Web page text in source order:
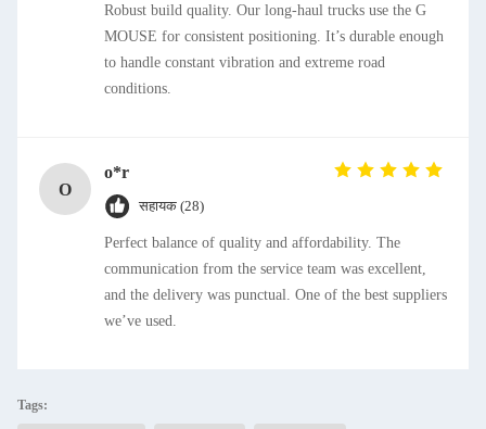
Robust build quality. Our long-haul trucks use the G
MOUSE for consistent positioning. It’s durable enough
to handle constant vibration and extreme road
conditions.
O
o*r
सहायक (28)
Perfect balance of quality and affordability. The
communication from the service team was excellent,
and the delivery was punctual. One of the best suppliers
we’ve used.
Tags: